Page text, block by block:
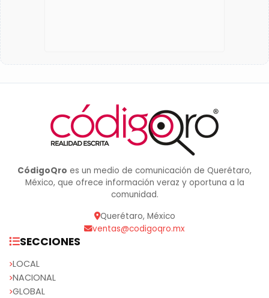
CódigoQro es un medio de comunicación de Querétaro,
México, que ofrece información veraz y oportuna a la
comunidad.
Querétaro, México
ventas@codigoqro.mx
SECCIONES
LOCAL
NACIONAL
GLOBAL